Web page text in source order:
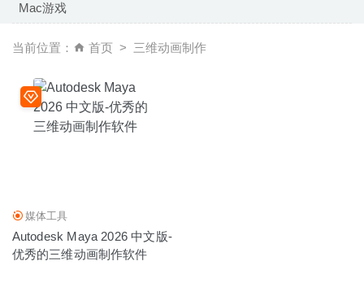
Mac游戏
当前位置： 首页 三维动画制作
媒体工具
Autodesk Maya 2026 中文版-
优秀的三维动画制作软件
DVD-Cloner 2024 11.30.743 – 专业的DVD刻录软件 2024-
12-19
2020-03-06
Disk Analyzer Pro 4.3 – 专业的磁盘分析工具
A Better Finder Rename 11.18 – 功能强大的批量文件重命